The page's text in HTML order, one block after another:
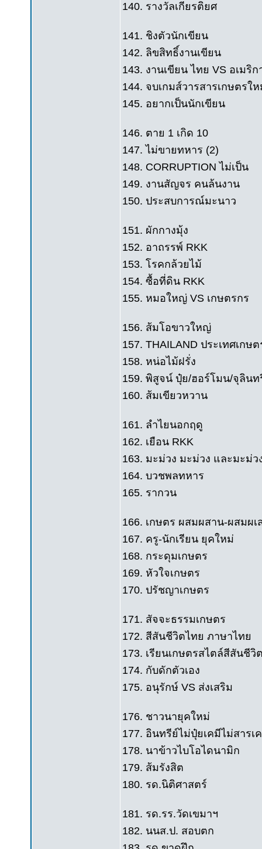
140. รางวัลเกียรติยศ
141. ชิงตัวนักเขียน
142. ลิขสิทธิ์งานเขียน
143. งานเขียน ไทย VS อเมริก
144. จบเกมส์วารสารเกษตรใ
145. อยากเป็นนักเขียน
146. ตาย 1 เกิด 10
147. ไม่ขายทหาร (2)
148. CORRUPTION ไม่เป็น
149. งานสัญจร คนล้นงาน
150. ประสบการณ์มะนาว
151. ผักกางมุ้ง
152. อาถรรพ์ RKK
153. โรคกล้วยไม้
154. ซื้อที่ดิน RKK
155. หมอใหญ่ VS เกษตรกร
156. ส้มโอขาวใหญ่
157. THAILAND ประเทศเกษต
158. หน่อไม้ฝรั่ง
159. พิสูจน์ ปุ๋ย/ฮอร์โมน/จุลินท
160. ส้มเขียวหวาน
161. ลำไยนอกฤดู
162. เยือน RKK
163. มะม่วง มะม่วง และมะม่ว
164. บวชพลทหาร
165. รากวน
166. เกษตร ผสมผสาน-ผสมผเ
167. ครู-นักเรียน ยุคใหม่
168. กระดุมเกษตร
169. หัวใจเกษตร
170. ปรัชญาเกษตร
171. สัจจะธรรมเกษตร
172. สีสันชีวิตไทย ภาษาไทย
173. เรียนเกษตรสไตล์สีสันชีวิ
174. กับดักตัวเอง
175. อนุรักษ์ VS ส่งเสริม
176. ชาวนายุคใหม่
177. อินทรีย์ไม่ปุ๋ยเคมีไม่สารเ
178. นาข้าวไบโอไดนามิก
179. ส้มรังสิต
180. รด.นิติศาสตร์
181. รด.รร.วัดเขมาฯ
182. นนส.ป. สอบตก